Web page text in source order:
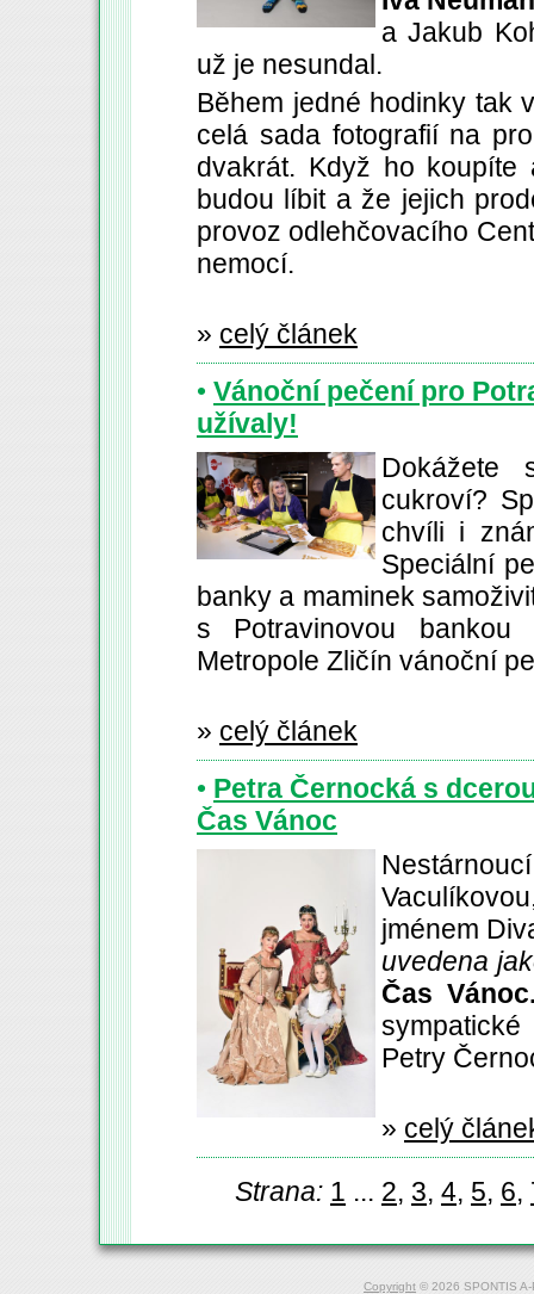
a Jakub
už je nesundal.
Během jedné hodinky tak
celá sada fotografií na
dvakrát. Když ho
budou líbit a že jejich
provoz odlehčovacího
nemocí.
» celý článek
• Vánoční pečení pro
užívaly!
Dokážete
cukroví?
chvíli i
Speciální
banky a maminek
s Potravinovou
Metropole Zličín vánoční
» celý článek
• Petra Černocká s
Čas Vánoc
jménem
uvedena
Čas
Petry
» celý
Strana: 1 ... 2, 3, 4, 5, 6,
Copyright © 2026 SPONTIS